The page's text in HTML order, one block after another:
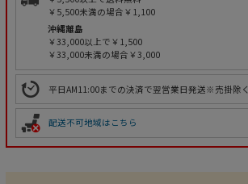
￥5,500未満の場合￥1,100
沖縄離島
￥33,000以上で￥1,500
￥33,000未満の場合￥3,000
平日AM11:00までの決済で翌営業日発送※売掛除く
配送不可地域はこちら